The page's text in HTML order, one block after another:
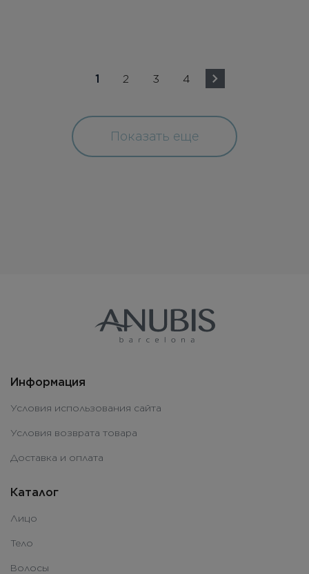
1 2 3 4
Показать еще
Информация
Условия использования сайта
Условия возврата товара
Доставка и оплата
Каталог
Лицо
Тело
Волосы